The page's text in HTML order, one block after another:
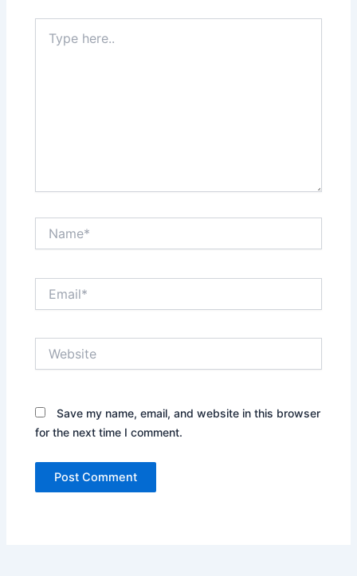
here..
Save my name, email, and website in this browser
for the next time I comment.